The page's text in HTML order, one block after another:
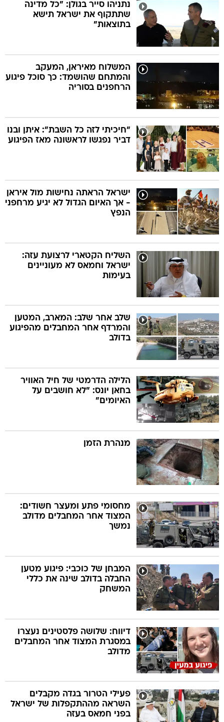
נתניהו סייר בגולן: "כל מדינה
שתתקוף את ישראל תישא
בתוצאות"
המשלוח מאיראן, המעקב
והמתחם שהושמד: כך סוכל פיגוע
הרחפנים בסוריה
"חיכיתי לזה כל השבת": איתן ובנו
דביר נפגשו לראשונה מאז הפיגוע
ישראל הראתה נחישות מול איראן
- אך האיום הגדול לא יגיע מרחפני
הנפץ
השליח הקטארי לרצועת עזה:
ישראל וחמאס לא מעוניינים
בעימות
שלב אחר שלב: המארב, המטען
והמרדף אחר המחבלים מהפיגוע
בדולב
הלילה הדרמטי של חיל האוויר
בחאן יונס: "לא חושבים על
האיומים"
מנהרת הזמן
מחסומי פתע ומעצר חשודים:
המצוד אחר המחבלים מדולב
נמשך
המבחן של כוכבי: פיגוע מטען
החבלה בדולב שינה את כללי
המשחק
דיווח: שלושה פלסטינים נעצרו
במסגרת המצוד אחר המחבלים
מדולב
פעילי הטרור בגדה מקבלים
השראה מההתקפלות של ישראל
בפני חמאס בעזה